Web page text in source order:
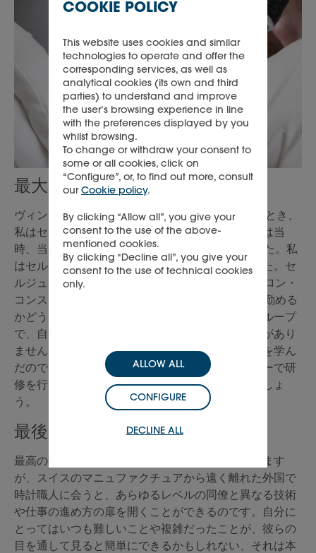
最大の学び
ヴィンテージ カスタマーサービス部門に着任したとき、
私はセルジュ・グランツマンに出会いました。彼は当
時、当時76歳の時計職人で、私の師匠になりました。私
はセルジュのそばで、毎日勉強させてもらいました。セ
ルジュは80歳で引退したばかりでした。ヴァシュロン・
コンスタンタンには愛着がありますが、80歳まで勤める
かどうかはわかりません。リシュモンは大きなグループ
で、自分がどのような影響を与えたか考えたことがあり
ません。おそらく、旅行中に多くの新しいスキルを学ん
だので、海外の多くのカスタマーサービスセンターで研
修を行う際に、それを共有することができたのでしょ
う。
最後に一言
最高の時計職人はジュネーブにいると思われています
が、スイスのマニュファクチュアから遠く離れた外国で
時計職人に会うと、あらゆるレベルの同僚と異なる技術
や仕事の進め方の扉を開くことができるのです。自分に
とってはいつも難しいことや複雑だったことが、彼らの
目を通して見ると簡単にできるかもしれない、それは本
COOKIE POLICY
This website uses cookies and similar
technologies to operate and offer the
corresponding services, as well as
analytical cookies (its own and third
parties) to understand and improve
the user’s browsing experience in line
with the preferences displayed by you
whilst browsing.
To change or withdraw your consent to
some or all cookies, click on
“Configure”, or, to find out more, consult
ourCookie policy.
By clicking “Allow all”, you give your
consent to the use of the above-
mentioned cookies.
By clicking “Decline all”, you give your
consent to the use of technical cookies
only.
DECLINE ALL
CONFIGURE
ALLOW ALL